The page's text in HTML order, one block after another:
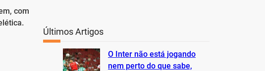
com
Últimos Artigos
O Inter não está jogando
nem perto do que sabe,